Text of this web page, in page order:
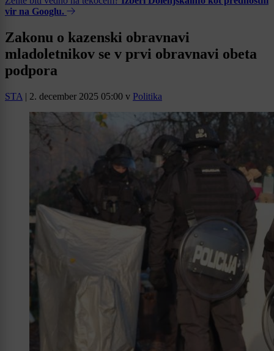
vir na Googlu.
Zakonu o kazenski obravnavi
mladoletnikov se v prvi obravnavi obeta
podpora
STA | 2. december 2025 05:00 v Politika